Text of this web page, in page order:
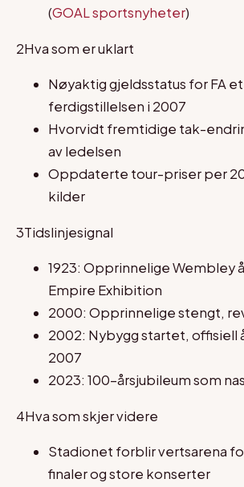
(GOAL sportsnyheter)
2Hva som er uklart
Nøyaktig gjeldsstatus for FA
ferdigstillelsen i 2007
Hvorvidt fremtidige tak-
av ledelsen
Oppdaterte tour-priser per
kilder
3Tidslinjesignal
1923: Opprinnelige Wembley
Empire Exhibition
2000: Opprinnelige stengt,
2002: Nybygg startet, offisiell
2007
2023: 100-årsjubileum som
4Hva som skjer videre
Stadionet forblir vertsarena
finaler og store konserter